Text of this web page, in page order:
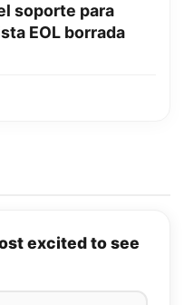
soporte para
EOL borrada
excited to see